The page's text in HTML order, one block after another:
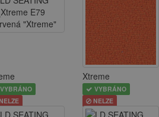
VYBRÁNO
Xtreme
VYBRÁNO
NELZE